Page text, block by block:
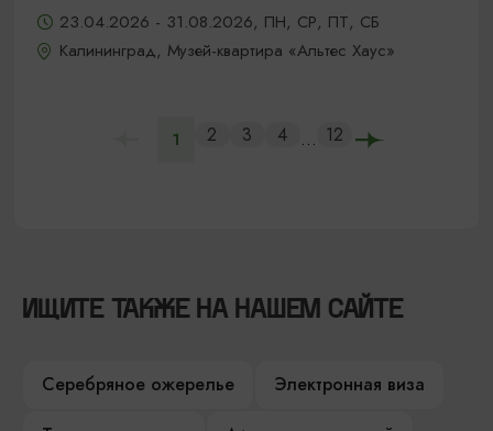
23.04.2026 - 31.08.2026, ПН, СР, ПТ, СБ
Калининград, Музей-квартира «Альтес Хаус»
1 2 3 4 ... 12
ИЩИТЕ ТАКЖЕ НА НАШЕМ САЙТЕ
Серебряное ожерелье
Электронная виза